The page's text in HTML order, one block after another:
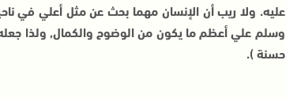
عليه. ولا ريب أن الإنسان مهما بحث عن مثل أعلي في
وسلم علي أعظم ما يكون من الوضوح والكمال, ولذا
حسنة ).